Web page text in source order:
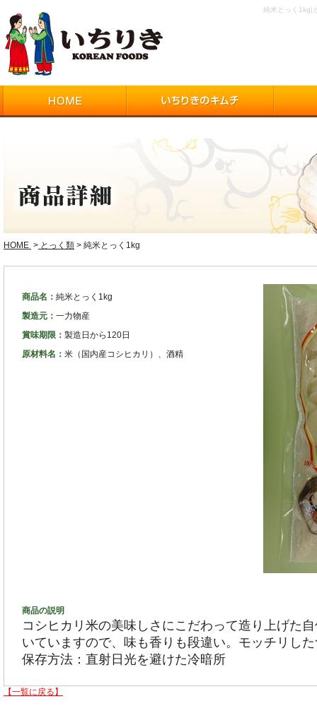
純米とっく1kg|
HOME > とっく類 > 純米とっく1kg
商品名： 純米とっく1kg
製造元： 一力物産
賞味期限： 製造日から120日
原材料名： 米（国内産コシヒカリ）、酒精
商品の説明
コシヒカリ米の美味しさにこだわって造り上げた
いていますので、味も香りも段違い。モッチリし
保存方法：直射日光を避けた冷暗所
【一覧に戻る】